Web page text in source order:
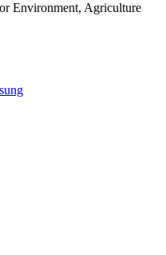
Environment, Agriculture